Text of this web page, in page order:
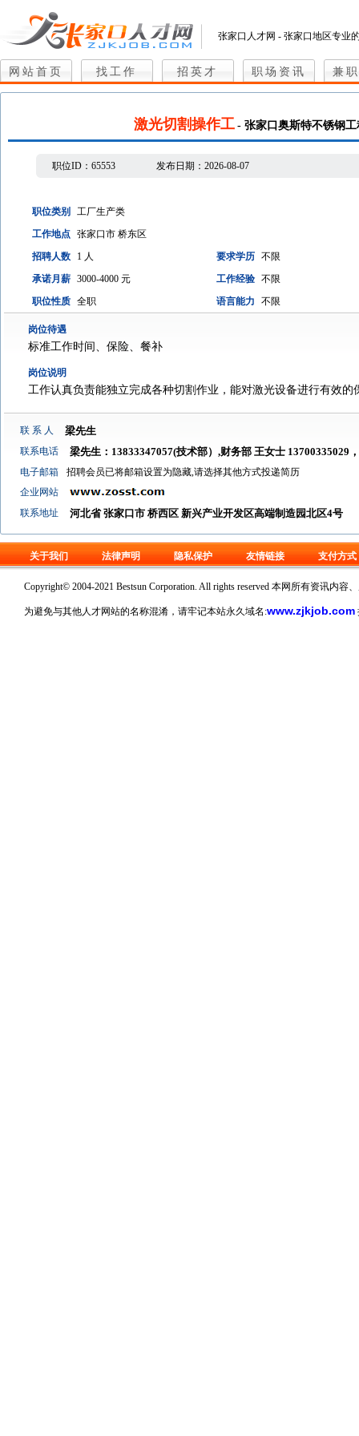
张家口人才网 - 张家口地区专业
网站首页 找工作 招英才 职场资讯 兼
激光切割操作工 - 张家口奥斯特不锈钢
职位ID： 65553 发布日期： 2026-08-07
职位类别
工厂生产类
工作地点 张家口市 桥东区
招聘人数
1 人 要求学历 不限
承诺月薪 3000-4000 元 工作经验 不限
职位性质 全职 语言能力 不限
岗位待遇
标准工作时间、保险、餐补
岗位说明
工作认真负责能独立完成各种切割作业，能对激光设备进行有效的
联 系 人 梁先生
联系电话 梁先生：13833347057(技术部）,财务部 王女士 13700335029
电子邮箱
招聘会员已将邮箱设置为隐藏,请选择其他方式投递简历
企业网站
联系地址
河北省 张家口市 桥西区 新兴产业开发区高端制造园北区4号
关于我们 法律声明 隐私保护 友情链接 支付方式
Copyright© 2004-2021 Bestsun Corporation. All rights reserved 本网所有资讯内
为避免与其他人才网站的名称混淆，请牢记本站永久域名:www.zjkjob.com